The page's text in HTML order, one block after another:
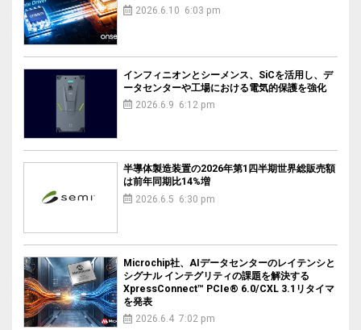
2026.6.10 6:03 pm
インフィニオンとシーメンス、SiCを活用し、デ
ータセンターや工場における電気的保護を強化
2026.6.9 6:12 pm
半導体製造装置の2026年第1四半期世界総販売額
は前年同期比14%増
2026.6.5 6:30 pm
Microchip社、AIデータセンターのレイテンシと
シグナル インテグリティの課題を解決する
XpressConnect™ PCIe® 6.0/CXL 3.1リタイマ
を発表
2026.6.4 7:02 pm